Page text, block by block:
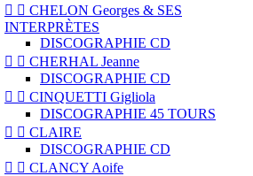
  CHELON Georges & SES
INTERPRÈTES
DISCOGRAPHIE CD
  CHERHAL Jeanne
DISCOGRAPHIE CD
  CINQUETTI Gigliola
DISCOGRAPHIE 45 TOURS
  CLAIRE
DISCOGRAPHIE CD
  CLANCY Aoife